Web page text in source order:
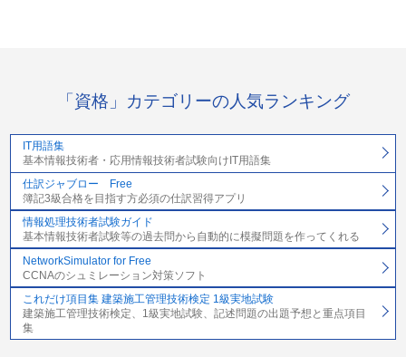
「資格」カテゴリーの人気ランキング
IT用語集
基本情報技術者・応用情報技術者試験向けIT用語集
仕訳ジャブロー Free
簿記3級合格を目指す方必須の仕訳習得アプリ
情報処理技術者試験ガイド
基本情報技術者試験等の過去問から自動的に模擬問題を作ってくれる
NetworkSimulator for Free
CCNAのシュミレーション対策ソフト
これだけ項目集 建築施工管理技術検定 1級実地試験
建築施工管理技術検定、1級実地試験、記述問題の出題予想と重点項目
集